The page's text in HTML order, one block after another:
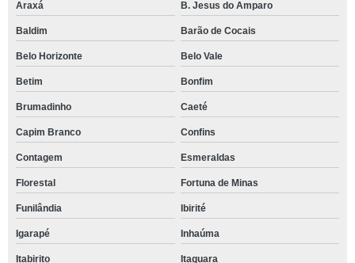
Araxá
B. Jesus do Amparo
Baldim Barão de Cocais
Belo Horizonte Belo Vale
Betim Bonfim
Brumadinho Caeté
Capim Branco Confins
Contagem Esmeraldas
Florestal Fortuna de Minas
Funilândia Ibirité
Igarapé Inhaúma
Itabirito Itaguara